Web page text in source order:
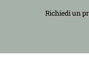
Richiedi un